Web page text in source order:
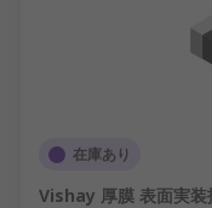
在庫あり
Vishay 厚膜 表面実